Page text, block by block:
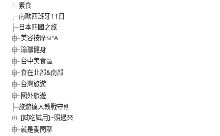
素食
南歐西班牙11日
日本四國之旅
美容按摩SPA
瑜珈健身
台中美食區
食在北部&南部
台灣旅遊
國外旅遊
旅遊達人教戰守則
[試吃試用]~照過來
就是愛閒聊